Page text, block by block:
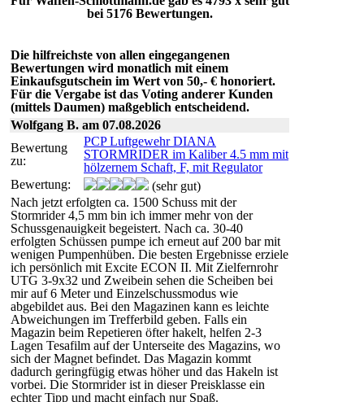
bei 5176 Bewertungen.
Die hilfreichste von allen eingegangenen
Bewertungen wird monatlich mit einem
Einkaufsgutschein im Wert von 50,- € honoriert.
Für die Vergabe ist das Voting anderer Kunden
(mittels Daumen) maßgeblich entscheidend.
Wolfgang B. am 07.08.2026
Bewertung
zu:
PCP Luftgewehr DIANA
STORMRIDER im Kaliber 4.5 mm mit
hölzernem Schaft, F, mit Regulator
Bewertung:
(sehr gut)
Nach jetzt erfolgten ca. 1500 Schuss mit der
Stormrider 4,5 mm bin ich immer mehr von der
Schussgenauigkeit begeistert. Nach ca. 30-40
erfolgten Schüssen pumpe ich erneut auf 200 bar mit
wenigen Pumpenhüben. Die besten Ergebnisse erziele
ich persönlich mit Excite ECON II. Mit Zielfernrohr
UTG 3-9x32 und Zweibein sehen die Scheiben bei
mir auf 6 Meter und Einzelschussmodus wie
abgebildet aus. Bei den Magazinen kann es leichte
Abweichungen im Trefferbild geben. Falls ein
Magazin beim Repetieren öfter hakelt, helfen 2-3
Lagen Tesafilm auf der Unterseite des Magazins, wo
sich der Magnet befindet. Das Magazin kommt
dadurch geringfügig etwas höher und das Hakeln ist
vorbei. Die Stormrider ist in dieser Preisklasse ein
echter Tipp und macht einfach nur Spaß.